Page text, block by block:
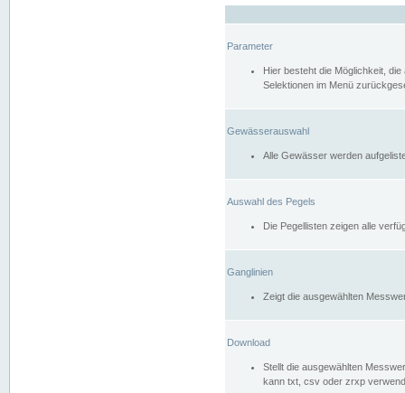
Parameter
Hier besteht die Möglichkeit,
Selektionen im Menü
Gewässerauswahl
Alle Gewässer werden
Auswahl des Pegels
Die Pegellisten zeigen alle
Ganglinien
Zeigt die ausgewählten
Download
Stellt die ausgewählten
kann txt, csv oder zrxp